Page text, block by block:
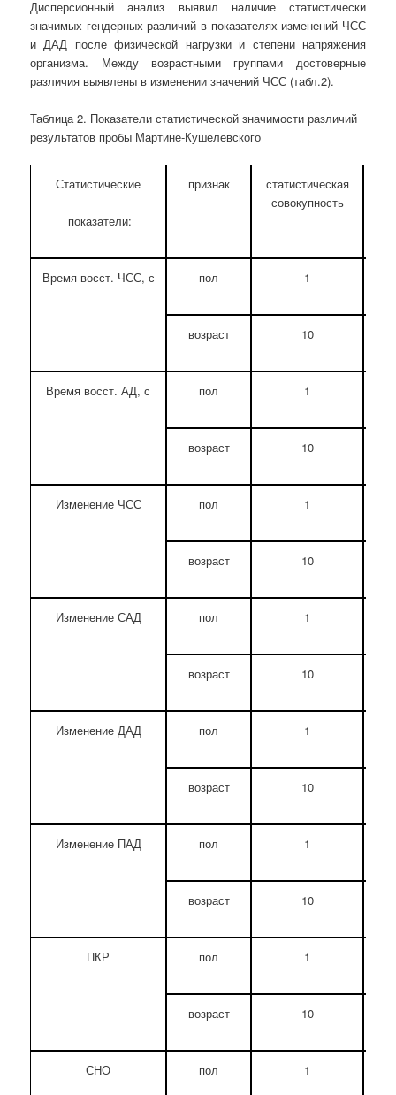
Дисперсионный анализ выявил наличие статистически
значимых гендерных различий в показателях изменений ЧСС
и ДАД после физической нагрузки и степени напряжения
организма. Между возрастными группами достоверные
различия выявлены в изменении значений ЧСС (табл.2).
Таблица 2. Показатели статистической значимости различий
результатов пробы Мартине-Кушелевского
Статистические
показатели:
признак
статистическая
совокупность
Время восст. ЧСС, с пол 1
возраст 10
Время восст. АД, с пол 1
возраст 10
Изменение ЧСС пол 1
возраст 10
Изменение САД пол 1
возраст 10
Изменение ДАД пол 1
возраст 10
Изменение ПАД пол 1
возраст 10
ПКР пол 1
возраст 10
СНО пол 1